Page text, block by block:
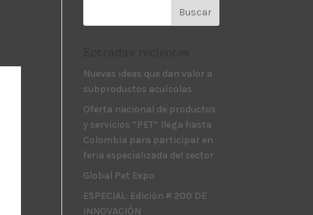
Nuevas ideas que dan valor a
subproductos acuícolas
Oferta nacional de productos
y servicios “PET” llega hasta
Colombia para participar en
feria especializada del sector
Global Pet Expo
ESPECIAL: Edición # 200 DE
INNOVACIÓN